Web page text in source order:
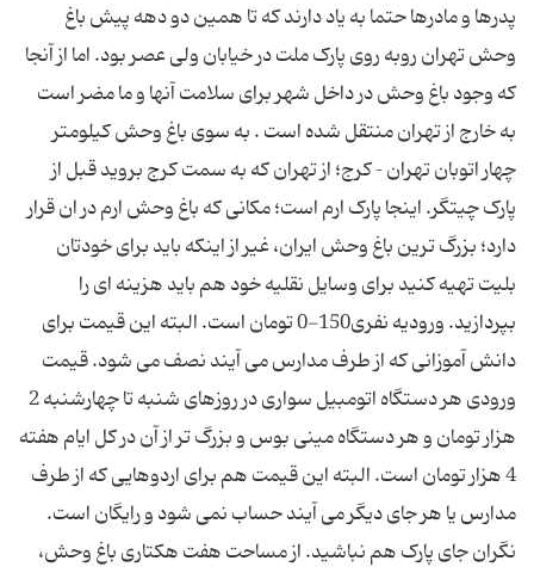
پدرها و مادرها حتما به یاد دارند که تا همین دو دهه پیش باغ
وحش تهران روبه روی پارک ملت در خیابان ولی عصر بود. اما از آنجا
که وجود باغ وحش در داخل شهر برای سلامت آنها و ما مضر است
به خارج از تهران منتقل شده است . به سوی باغ وحش کیلومتر
چهار اتوبان تهران – کرج؛ از تهران که به سمت کرج بروید قبل از
پارک چیتگر. اینجا پارک ارم است؛ مکانی که باغ وحش ارم در ان قرار
دارد؛ بزرگ ترین باغ وحش ایران، غیر از اینکه باید برای خودتان
بلیت تهیه کنید برای وسایل نقلیه خود هم باید هزینه ای را
بپردازید. ورودیه نفری150-0 تومان است. البته این قیمت برای
دانش آموزانی که از طرف مدارس می آیند نصف می شود. قیمت
ورودی هر دستگاه اتومبیل سواری در روزهای شنبه تا چهارشنبه 2
هزار تومان و هر دستگاه مینی بوس و بزرگ تر از آن در کل ایام هفته
4 هزار تومان است. البته این قیمت هم برای اردوهایی که از طرف
مدارس یا هر جای دیگر می آیند حساب نمی شود و رایگان است.
نگران جای پارک هم نباشید. از مساحت هفت هکتاری باغ وحش،